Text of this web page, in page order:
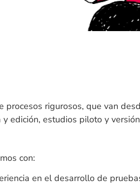
rigurosos, que van
edición, estudios piloto y
con:
en el desarrollo de